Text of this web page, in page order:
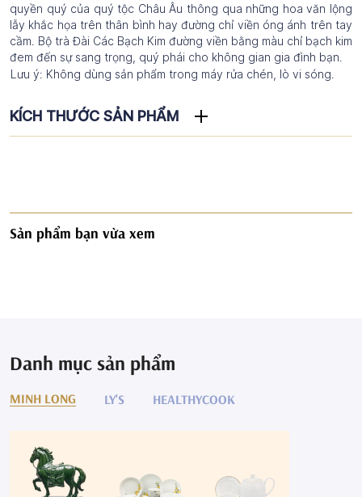
quyền quý của quý tộc Châu Âu thông qua những hoa văn lộng
lẫy khắc họa trên thân bình hay đường chỉ viền óng ánh trên tay
cầm. Bộ trà Đài Các Bạch Kim đường viền bằng màu chỉ bạch kim
đem đến sự sang trọng, quý phái cho không gian gia đình bạn.
Lưu ý: Không dùng sản phẩm trong máy rửa chén, lò vi sóng.
KÍCH THƯỚC SẢN PHẨM
Sản phẩm bạn vừa xem
Danh mục sản phẩm
MINH LONG LY'S HEALTHYCOOK